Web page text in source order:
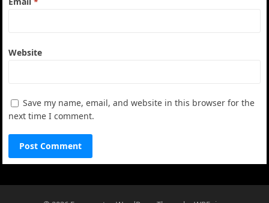
Website
Save my name, email, and website in this browser for the
next time I comment.